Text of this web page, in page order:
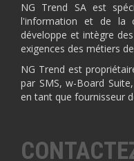
NG Trend SA est
l'information et de la
développe et intègre
exigences des métiers
NG Trend est
par SMS, w-Board
en tant que fournisseur